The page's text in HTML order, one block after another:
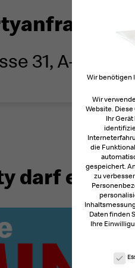
31, A-8020
darf es
Wir benötigen
Wir
Website.
Ihr
die
gespeichert.
zu
Daten finden
Ihre